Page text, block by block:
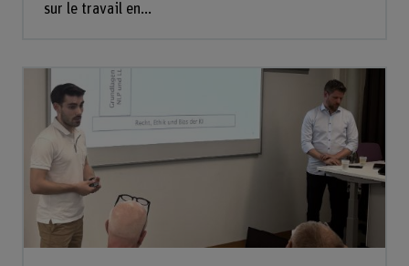
sur le travail en...